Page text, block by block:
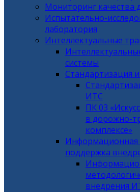
Мониторинг качества
Испытательно-
лаборатория
Интеллектуальные
системы
Стандартизация
ИТС
ПК 03
в дорожно-
комплексе»
Информационная
поддержка
внедрения